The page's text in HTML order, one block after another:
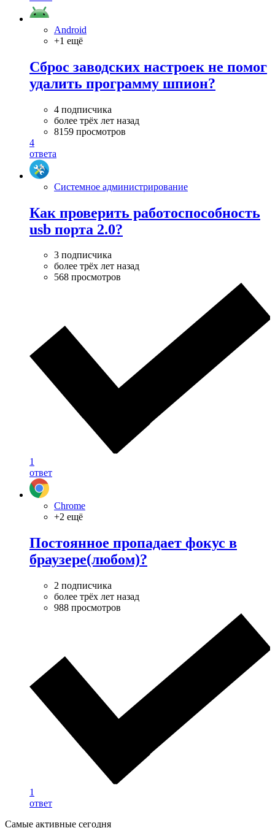
Android
+1 ещё
Cброс заводских настроек не помог
удалить программу шпион?
4 подписчика
более трёх лет назад
8159 просмотров
4
ответа
Системное администрирование
Как проверить работоспособность
usb порта 2.0?
3 подписчика
более трёх лет назад
568 просмотров
1
ответ
Chrome
+2 ещё
Постоянное пропадает фокус в
браузере(любом)?
2 подписчика
более трёх лет назад
988 просмотров
1
ответ
Самые активные сегодня